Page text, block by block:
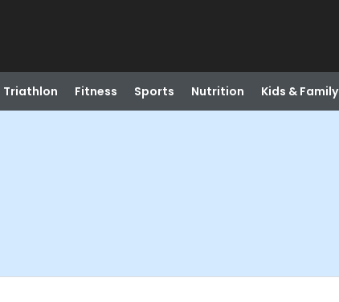
Triathlon Fitness Sports Nutrition Kids & Family